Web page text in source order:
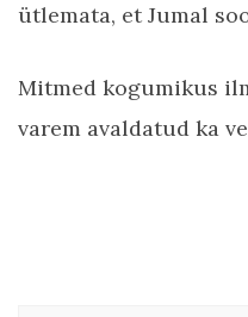
ütlemata, et Jumal
Mitmed kogumikus
varem avaldatud ka